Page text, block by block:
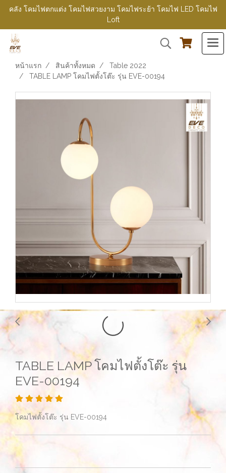
คลัง โคมไฟตกแต่ง โคมไฟสวยงาม โคมไฟระย้า โคมไฟ LED โคมไฟ
Loft
หน้าแรก สินค้าทั้งหมด
Table 2022
TABLE LAMP โคมไฟตั้งโต๊ะ รุ่น EVE-00194
TABLE LAMP โคมไฟตั้งโต๊ะ รุ่น
EVE-00194
โคมไฟตั้งโต๊ะ รุ่น EVE-00194